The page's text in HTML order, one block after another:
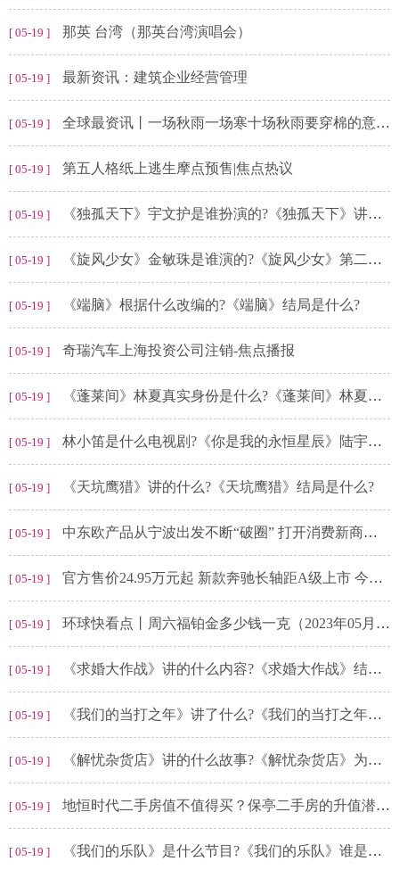
[ 05-19 ] 那英 台湾（那英台湾演唱会）
[ 05-19 ] 最新资讯：建筑企业经营管理
[ 05-19 ] 全球最资讯丨一场秋雨一场寒十场秋雨要穿棉的意思_一场秋雨一场寒
[ 05-19 ] 第五人格纸上逃生摩点预售|焦点热议
[ 05-19 ] 《独孤天下》宇文护是谁扮演的?《独孤天下》讲的是什么朝代?
[ 05-19 ] 《旋风少女》金敏珠是谁演的?《旋风少女》第二季结局是什么?
[ 05-19 ] 《端脑》根据什么改编的?《端脑》结局是什么?
[ 05-19 ] 奇瑞汽车上海投资公司注销-焦点播报
[ 05-19 ] 《蓬莱间》林夏真实身份是什么?《蓬莱间》林夏为什么要回蓬莱?
[ 05-19 ] 林小笛是什么电视剧?《你是我的永恒星辰》陆宇恒为什么怕黑?
[ 05-19 ] 《天坑鹰猎》讲的什么?《天坑鹰猎》结局是什么?
[ 05-19 ] 中东欧产品从宁波出发不断“破圈” 打开消费新商机 环球热门
[ 05-19 ] 官方售价24.95万元起 新款奔驰长轴距A级上市 今日精选
[ 05-19 ] 环球快看点丨周六福铂金多少钱一克（2023年05月19日）参考价格
[ 05-19 ] 《求婚大作战》讲的什么内容?《求婚大作战》结局是什么?
[ 05-19 ] 《我们的当打之年》讲了什么?《我们的当打之年》郑宴熙结局怎么样?
[ 05-19 ] 《解忧杂货店》讲的什么故事?《解忧杂货店》为什么绑架晴美?
[ 05-19 ] 地恒时代二手房值不值得买？保亭二手房的升值潜力要清楚！_全球独家
[ 05-19 ] 《我们的乐队》是什么节目?《我们的乐队》谁是冠军?